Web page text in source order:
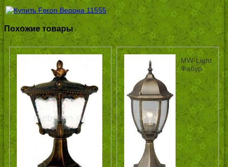
Похожие товары
MW-Light
Фабур